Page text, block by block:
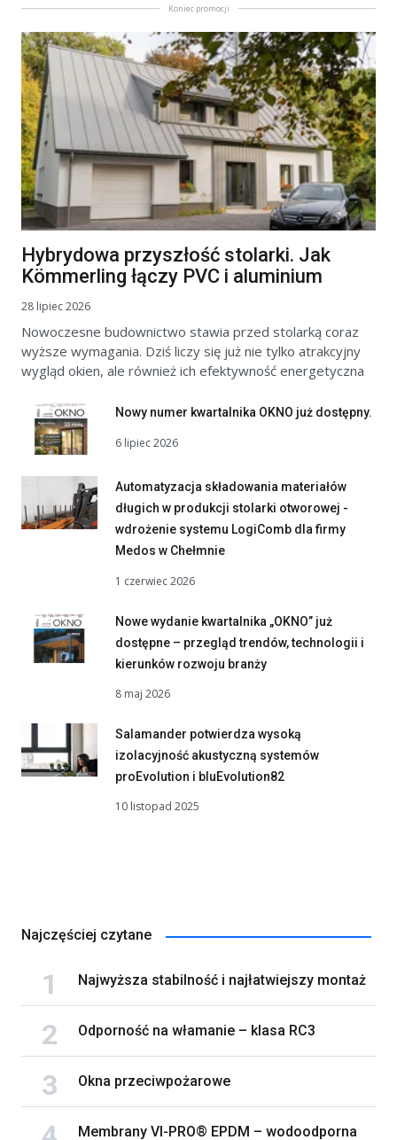
Koniec promocji
Hybrydowa przyszłość stolarki. Jak
Kömmerling łączy PVC i aluminium
28 lipiec 2026
Nowoczesne budownictwo stawia przed stolarką coraz
wyższe wymagania. Dziś liczy się już nie tylko atrakcyjny
wygląd okien, ale również ich efektywność energetyczna
Nowy numer kwartalnika OKNO już dostępny.
6 lipiec 2026
Automatyzacja składowania materiałów
długich w produkcji stolarki otworowej -
wdrożenie systemu LogiComb dla firmy
Medos w Chełmnie
1 czerwiec 2026
Nowe wydanie kwartalnika „OKNO” już
dostępne – przegląd trendów, technologii i
kierunków rozwoju branży
8 maj 2026
Salamander potwierdza wysoką
izolacyjność akustyczną systemów
proEvolution i bluEvolution82
10 listopad 2025
Najczęściej czytane
Najwyższa stabilność i najłatwiejszy montaż
Odporność na włamanie – klasa RC3
Okna przeciwpożarowe
Membrany VI-PRO® EPDM – wodoodporna